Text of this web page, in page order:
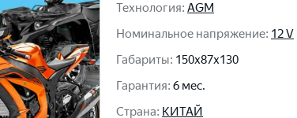
Технология: AGM
Номинальное напряжение: 12 V
Габариты: 150x87x130
Гарантия: 6 мес.
Cтрана: КИТАЙ